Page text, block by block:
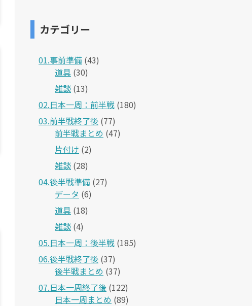
カテゴリー
01.事前準備 (43)
道具 (30)
雑談 (13)
02.日本一周：前半戦 (180)
03.前半戦終了後 (77)
前半戦まとめ (47)
片付け (2)
雑談 (28)
04.後半戦準備 (27)
データ (6)
道具 (18)
雑談 (4)
05.日本一周：後半戦 (185)
06.後半戦終了後 (37)
後半戦まとめ (37)
07.日本一周終了後 (122)
日本一周まとめ (89)